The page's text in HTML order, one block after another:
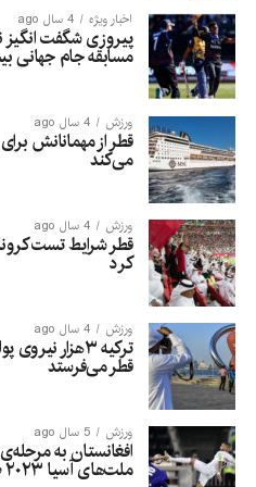
اخبار ویژه 4 سال ago
پیروزی شگفت انگیز
مسابقه جام جهانی
ورزش 4 سال ago
قطر از مهمانانش
می‌کند
ورزش 4 سال ago
قطر شرایط تست کرونا
کرد
ورزش 4 سال ago
ترکیه ۳هزار
قطر می‌فرستد
ورزش 5 سال ago
افغانستان به
ملت‌های آسیا ۲۰۲۳ صعود کرد